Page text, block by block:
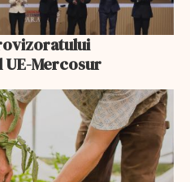
Mercosur